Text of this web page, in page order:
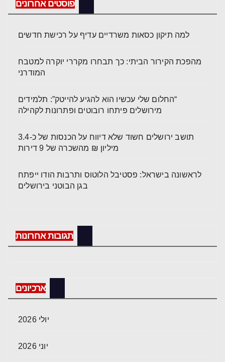
פוסטים אחרונים
למה תיקון כסאות משרדיים עדיף על רכישת חדשים
מהפכת הקירור הביתי: כך תבחרו מקררי יוקרה למטבח
המודרני
“החלום שלי עכשיו הוא להגיע להייטק”: תלמידים
מירושלים פיתחו רובוטים ופתרונות לקהילה
תושב ירושלים חשוד שלא דיווח על הכנסות של כ-3.4
מיליון ₪ מהשכרה של 9 דירות
לראשונה בישראל: פסטיבל הלוטוס ותרבות הודו ייפתח
בגן הבוטני בירושלים
תגובות אחרונות
ארכיונים
יולי 2026
יוני 2026